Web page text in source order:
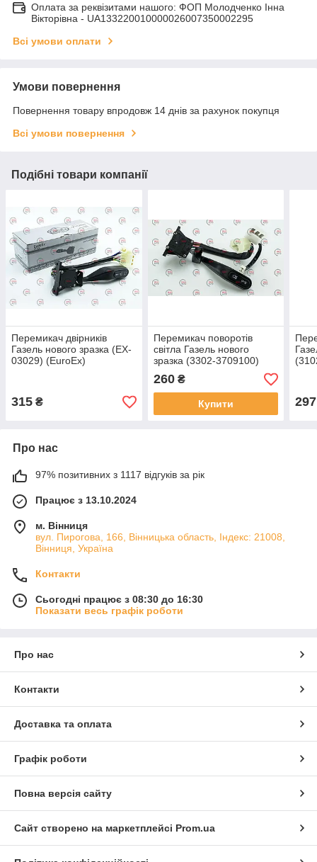
Оплата за реквізитами нашого: ФОП Молодченко Інна
Вікторівна - UA133220010000026007350002295
Всі умови оплати
Умови повернення
Повернення товару впродовж 14 днів за рахунок покупця
Всі умови повернення
Подібні товари компанії
Перемикач двірників
Газель нового зразка (EX-
03029) (EuroEx)
315 ₴
Перемикач поворотів
світла Газель нового
зразка (3302-3709100)
(Украина ТД)
260₴
Купити 297
Про нас
97% позитивних з 1117 відгуків за рік
Працює з 13.10.2024
м. Вінниця
вул. Пирогова, 166, Вінницька область, Індекс: 21008,
Вінниця, Україна
Контакти
Сьогодні працює з 08:30 до 16:30
Показати весь графік роботи
Про нас
Контакти
Доставка та оплата
Графік роботи
Повна версія сайту
Сайт створено на маркетплейсі Prom.ua